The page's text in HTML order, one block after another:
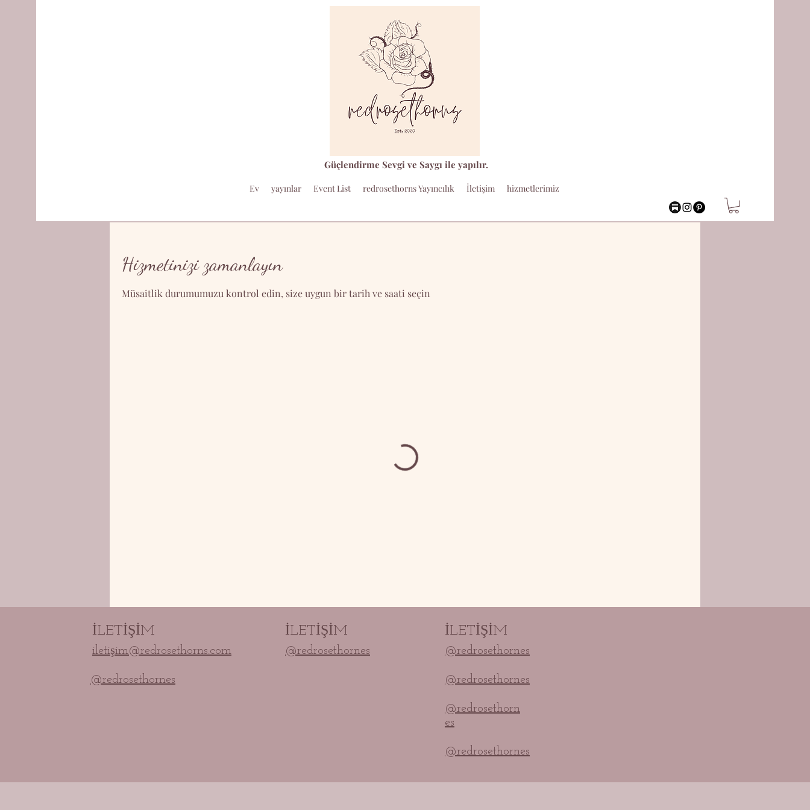
Ev yayınlar Event List redrosethorns Yayıncılık İletişim hizmetlerimiz
Güçlendirme Sevgi ve Saygı ile yapılır.
Hizmetinizi zamanlayın
Müsaitlik durumumuzu kontrol edin, size uygun bir tarih ve saati seçin
İLETİŞİM İLETİŞİM
iletişim@redrosethorns.com @redrosethornes
@redrosethornes
İLETİŞİM
@redrosethornes
@redrosethornes
@redrosethorn
es
@redrosethornes